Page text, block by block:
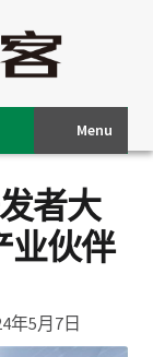
Menu
者大
业伙伴
年5月7日